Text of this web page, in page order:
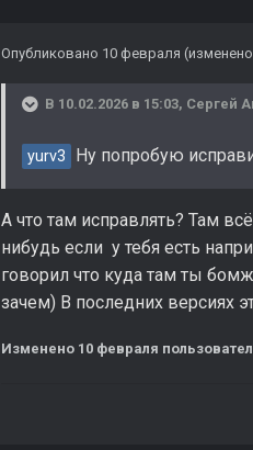
Опубликовано 10 февраля
В 10.02.2026 в 15:03, Сергей
yurv3 Ну попробую
А что там исправлять? Там
нибудь если у тебя есть
говорил что куда там ты
зачем) В последних версиях
Изменено 10 февраля